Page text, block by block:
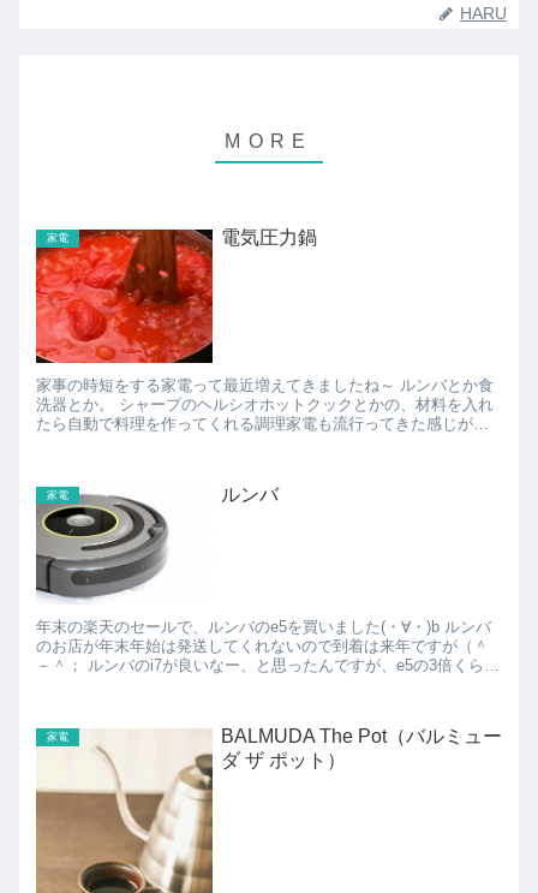
HARU
家電 電気圧力鍋
家事の時短をする家電って最近増えてきましたね～ ルンバとか食
洗器とか。 シャープのヘルシオホットクックとかの、材料を入れ
たら自動で料理を作ってくれる調理家電も流行ってきた感じがし
家電 ルンバ
年末の楽天のセールで、ルンバのe5を買いました(・∀・)b ルンバ
のお店が年末年始は発送してくれないので到着は来年ですが（＾
－＾； ルンバのi7が良いなー、と思ったんですが、e5の3倍くら
家電
BALMUDA The Pot（バルミュー
ダ ザ ポット）